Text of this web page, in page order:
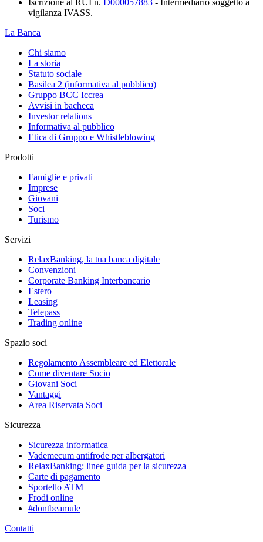
vigilanza IVASS.
La Banca
Chi siamo
La storia
Statuto sociale
Basilea 2 (informativa al pubblico)
Gruppo BCC Iccrea
Avvisi in bacheca
Investor relations
Informativa al pubblico
Etica di Gruppo e Whistleblowing
Prodotti
Famiglie e privati
Imprese
Giovani
Soci
Turismo
Servizi
RelaxBanking, la tua banca digitale
Convenzioni
Corporate Banking Interbancario
Estero
Leasing
Telepass
Trading online
Spazio soci
Regolamento Assembleare ed Elettorale
Come diventare Socio
Giovani Soci
Vantaggi
Area Riservata Soci
Sicurezza
Sicurezza informatica
Vademecum antifrode per albergatori
RelaxBanking: linee guida per la sicurezza
Carte di pagamento
Sportello ATM
Frodi online
#dontbeamule
Contatti